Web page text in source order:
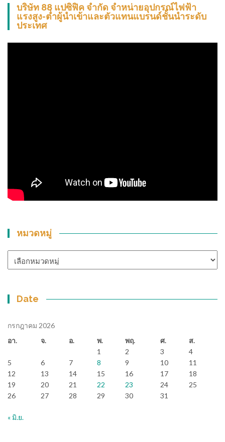
บริษัท 88 แปซิฟิค จำกัด จำหน่ายอุปกรณ์ไฟฟ้า
แรงสูง-ต่ำผู้นำเข้าและตัวแทนแบรนด์ชั้นนำระดับ
ประเทศ
หมวดหมู่
หมู่
Date
กรกฎาคม 2026
อา.
จ. อ. พ. พฤ. ศ.
ส.
1
2 3
4
5
6 7 8 9 10
11
12
13 14 15 16 17
18
19
20 21 22 23 24
25
26
27 28 29 30 31
« มิ.ย.